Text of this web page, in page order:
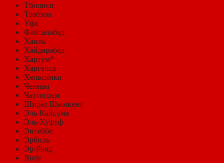
Тбилиси
Трабзон
Уфа
Фейсалабад
Хаиль
Хайдарабад
Хартум*
Харгейса
Хельсинки
Ченнаи
Чаттограм
Шираз Шымкент
Эль-Кайсума
Эль-Хуфуф
Энтеббе
Эрбиль
Эр-Рияд
Янбу